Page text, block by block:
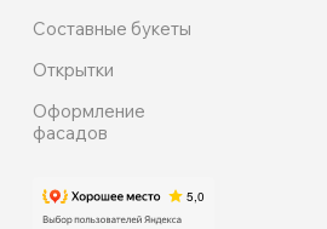
Оформление
фасадов
Открытки
Составные букеты